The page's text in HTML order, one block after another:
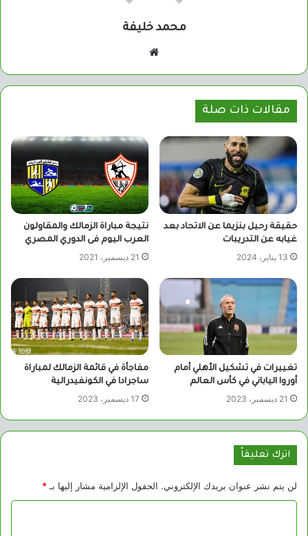
محمد خليفة
مقالات ذات صلة
حقيقة رحيل بنزيما عن الاتحاد بعد
غيابه عن التدريبات
13 يناير، 2024
نتيجة مباراة الزمالك والمقاولون
العرب اليوم فى الدوري المصري
21 ديسمبر، 2021
تغييرات في تشكيل الأهلي أمام
أوروا الياباني في كأس العالم
21 ديسمبر، 2023
مفاجأة في قائمة الزمالك لمباراة
ساجرادا في الكونفيدرالية
17 ديسمبر، 2023
اترك تعليقاً
لن يتم نشر عنوان بريدك الإلكتروني. الحقول الإلزامية مشار إليها بـ *